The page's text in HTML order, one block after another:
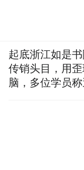
起底浙江如是
传销头目，用
脑，多位学员